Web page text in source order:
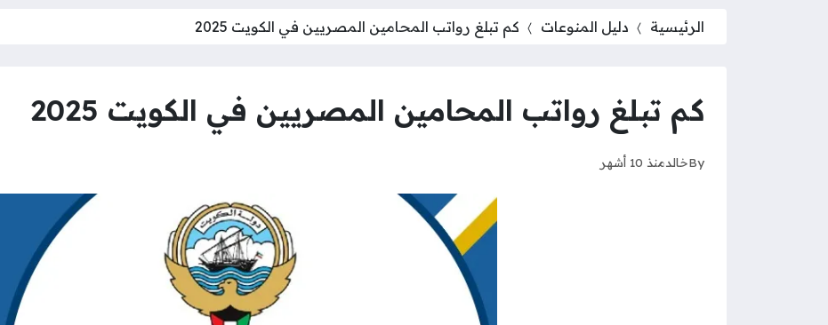
الرئيسية دليل المنوعات كم تبلغ رواتب المحامين المصريين في الكويت 2025
كم تبلغ رواتب المحامين المصريين في الكويت 2025
Byخالدمنذ 10 أشهر